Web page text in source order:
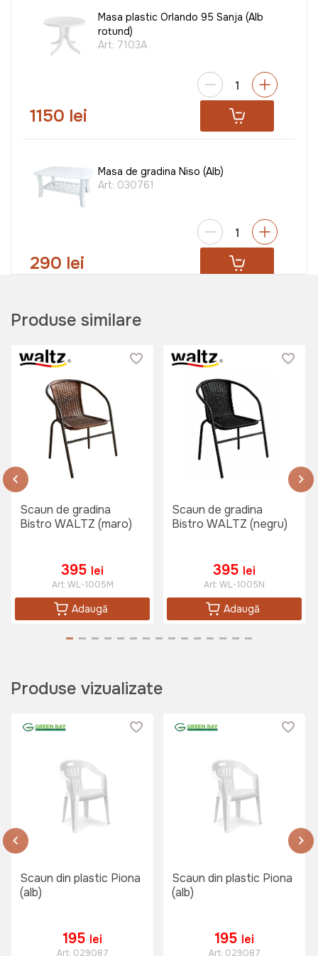
Masa plastic Orlando 95 Sanja (Alb
rotund)
Art: 7103A
1150 lei
Masa de gradina Niso (Alb)
Art: 030761
290 lei
Masa plastic Orfeo 80 Sanja
(Antracit)
895 lei
Masa de gradina Faretto (Alb)
Umbrela JUMI 300 cm (bej)
Art:
999 lei
Pinza de umbra patrata JUMI (bej)
949 lei
Balansoar CORFU (Bej)
Produse similare
Scaun de gradina
Bistro WALTZ (maro)
395 lei
Art:WL-1005M
Adaugă
Scaun de gradina
Bistro WALTZ (negru)
395 lei
Art:WL-1005N
Adaugă
Produse vizualizate
Scaun din plastic Piona
(alb)
195 lei
Art: 029087
Scaun din plastic Piona
(alb)
195 lei
Art: 029087